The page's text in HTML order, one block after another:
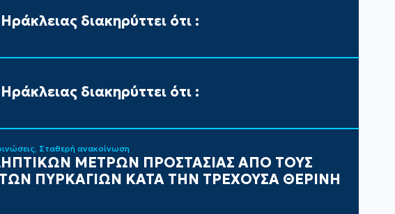
διακηρύττει ότι :
διακηρύττει ότι :
Σταθερή ανακοίνωση
ΜΕΤΡΩΝ ΠΡΟΣΤΑΣΙΑΣ ΑΠΟ ΤΟΥΣ
ΠΥΡΚΑΓΙΩΝ ΚΑΤΑ ΤΗΝ ΤΡΕΧΟΥΣΑ ΘΕΡΙΝΗ